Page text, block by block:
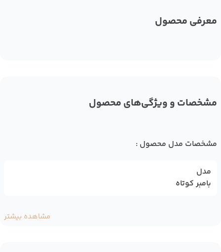
معرفی محصول
مشخصات و ویژگی‌های محصول
مشخصات مدل محصول :
مدل
بامبر کوتاه
مشاهده بیشتر